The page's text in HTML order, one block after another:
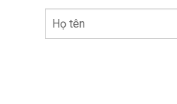
Họ tên